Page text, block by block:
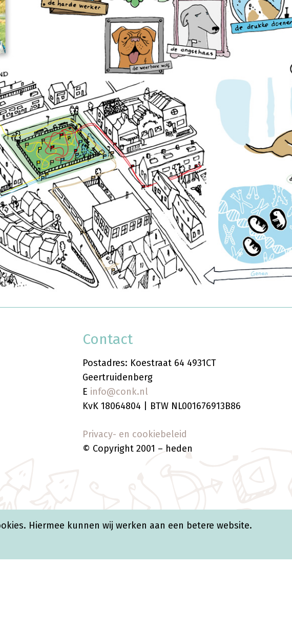
Hiermee kunnen wij werken aan een betere website.
Contact
Postadres: Koestraat 64 4931CT
Geertruidenberg
E info@conk.nl
KvK 18064804 | BTW NL001676913B86
Privacy- en cookiebeleid
© Copyright 2001 – heden